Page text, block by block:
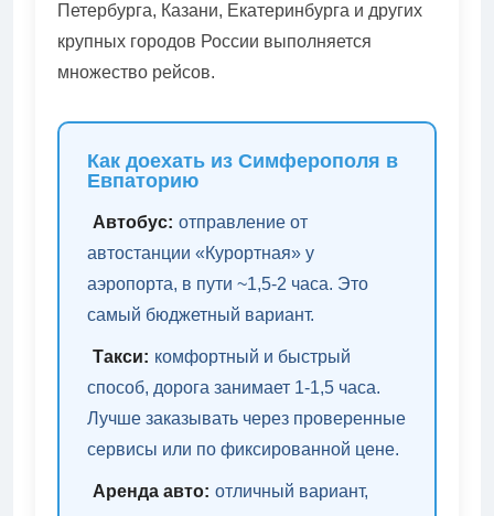
Петербурга, Казани, Екатеринбурга и других
крупных городов России выполняется
множество рейсов.
Как доехать из Симферополя в
Евпаторию
Автобус: отправление от
автостанции «Курортная» у
аэропорта, в пути ~1,5-2 часа. Это
самый бюджетный вариант.
Такси: комфортный и быстрый
способ, дорога занимает 1-1,5 часа.
Лучше заказывать через проверенные
сервисы или по фиксированной цене.
Аренда авто: отличный вариант,